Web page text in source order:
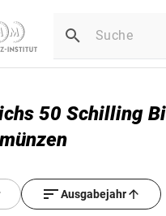
50 Schilling
Ausgabejahr